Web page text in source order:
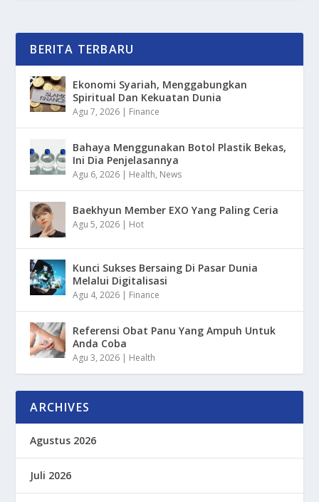
BERITA TERBARU
Ekonomi Syariah, Menggabungkan
Spiritual Dan Kekuatan Dunia
Agu 7, 2026 | Finance
Bahaya Menggunakan Botol Plastik Bekas,
Ini Dia Penjelasannya
Agu 6, 2026 | Health, News
Baekhyun Member EXO Yang Paling Ceria
Agu 5, 2026 | Hot
Kunci Sukses Bersaing Di Pasar Dunia
Melalui Digitalisasi
Agu 4, 2026 | Finance
Referensi Obat Panu Yang Ampuh Untuk
Anda Coba
Agu 3, 2026 | Health
ARCHIVES
Agustus 2026
Juli 2026